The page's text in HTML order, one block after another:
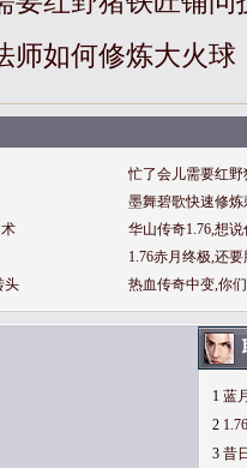
师如何修炼大火球
忙了会儿需要红
墨舞碧歌快速修
华山传奇1.76,想
1.76赤月终极,还
头
热血传奇中变,你
1 蓝
2
3 昔